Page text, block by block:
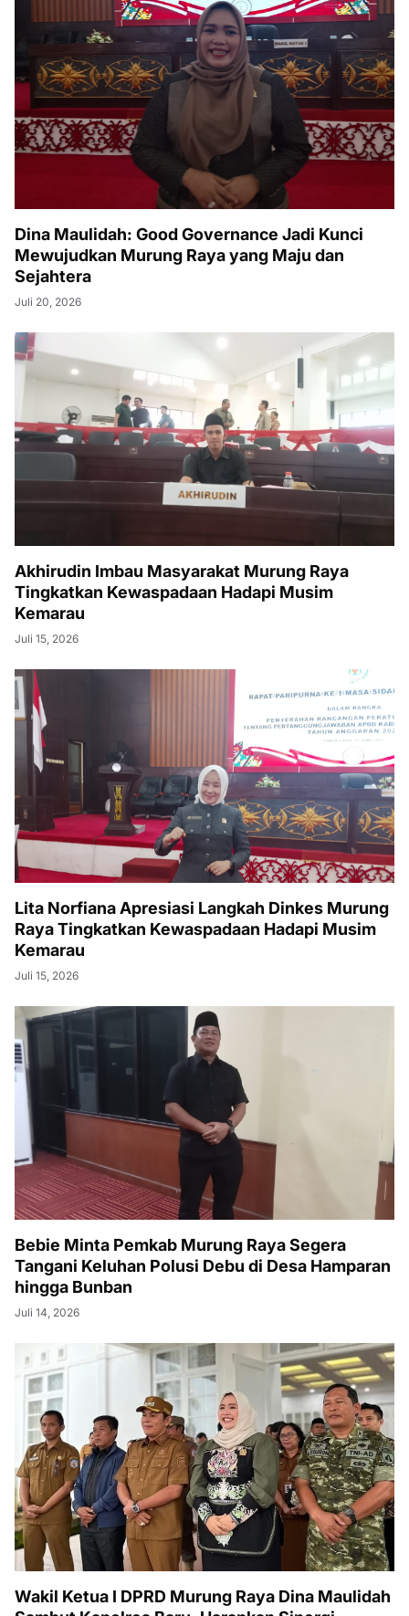
Dina Maulidah: Good Governance Jadi Kunci
Mewujudkan Murung Raya yang Maju dan
Sejahtera
Juli 20, 2026
Akhirudin Imbau Masyarakat Murung Raya
Tingkatkan Kewaspadaan Hadapi Musim
Kemarau
Juli 15, 2026
Lita Norfiana Apresiasi Langkah Dinkes Murung
Raya Tingkatkan Kewaspadaan Hadapi Musim
Kemarau
Juli 15, 2026
Bebie Minta Pemkab Murung Raya Segera
Tangani Keluhan Polusi Debu di Desa Hamparan
hingga Bunban
Juli 14, 2026
Wakil Ketua I DPRD Murung Raya Dina Maulidah